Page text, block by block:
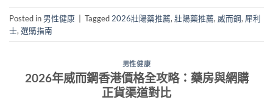
Posted in 男性健康 Tagged 2026壯陽藥推薦, 壯陽藥推薦, 威而鋼, 犀利
士, 選購指南
男性健康
2026年威而鋼香港價格全攻略：藥房與網購
正貨渠道對比